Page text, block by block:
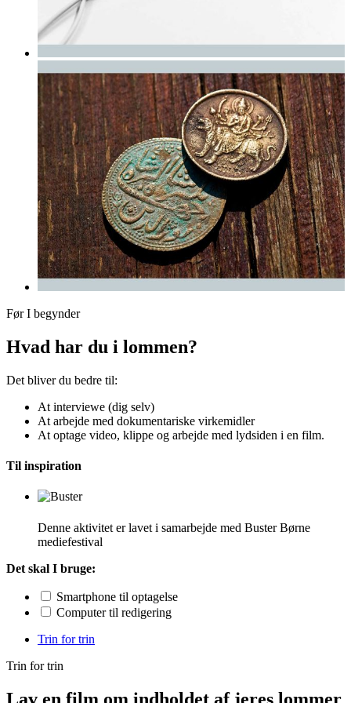
Før I begynder
Hvad har du i lommen?
Det bliver du bedre til:
At interviewe (dig selv)
At arbejde med dokumentariske virkemidler
At optage video, klippe og arbejde med lydsiden i en film.
Til inspiration
Denne aktivitet er lavet i samarbejde med Buster Børne
mediefestival
Det skal I bruge:
Smartphone til optagelse
Computer til redigering
Trin for trin
Trin for trin